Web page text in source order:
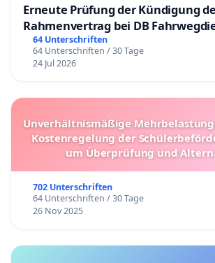
Erneute Prüfung der Kündigung
Rahmenvertrag bei DB
64 Unterschriften
64 Unterschriften / 30 Tage
24 Jul 2026
Unverhältnismäßige
Kostenregelung der
um Überprüfung und
702 Unterschriften
64 Unterschriften / 30 Tage
26 Nov 2025